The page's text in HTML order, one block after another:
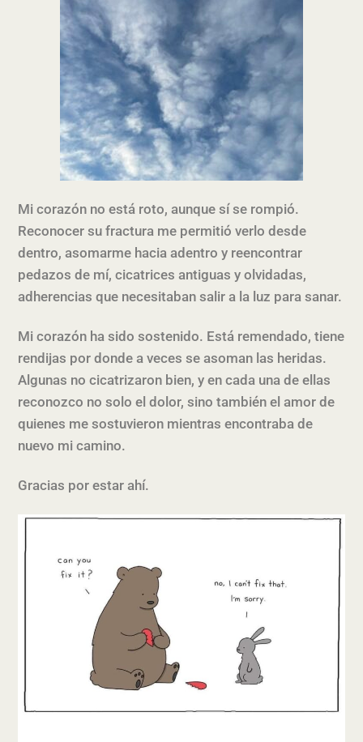
Mi corazón no está roto, aunque sí se rompió.
Reconocer su fractura me permitió verlo desde
dentro, asomarme hacia adentro y reencontrar
pedazos de mí, cicatrices antiguas y olvidadas,
adherencias que necesitaban salir a la luz para sanar.
Mi corazón ha sido sostenido. Está remendado, tiene
rendijas por donde a veces se asoman las heridas.
Algunas no cicatrizaron bien, y en cada una de ellas
reconozco no solo el dolor, sino también el amor de
quienes me sostuvieron mientras encontraba de
nuevo mi camino.
Gracias por estar ahí.